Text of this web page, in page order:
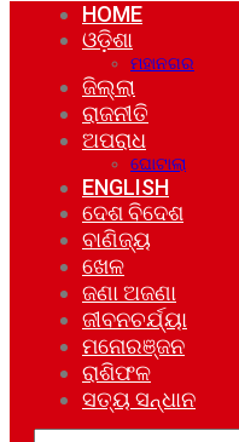
HOME
ଓଡ଼ିଶା
ମହାନଗର
ଜିଲ୍ଲା
ରାଜନୀତି
ଅପରାଧ
ଘୋଟାଲା
ENGLISH
ଦେଶ ବିଦେଶ
ବାଣିଜ୍ୟ
ଖେଳ
ଜଣା ଅଜଣା
ଜୀବନଚର୍ଯ୍ୟା
ମନୋରଞ୍ଜନ
ରାଶିଫଳ
ସତ୍ୟ ସନ୍ଧାନ